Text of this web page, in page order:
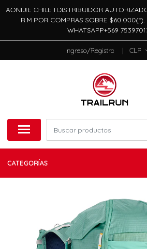
AONIJIE CHILE I DISTRIBUIDOR
R.M POR COMPRAS SOBRE $60.000(*).
WHATSAPP+569
Ingreso/Registro | CLP
CATEGORÍAS